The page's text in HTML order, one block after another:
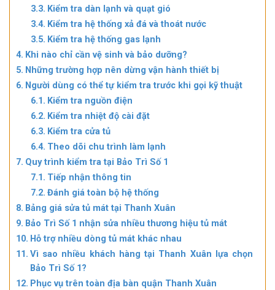
Kiểm tra dàn lạnh và quạt gió
Kiểm tra hệ thống xả đá và thoát nước
Kiểm tra hệ thống gas lạnh
Khi nào chỉ cần vệ sinh và bảo dưỡng?
Những trường hợp nên dừng vận hành thiết bị
Người dùng có thể tự kiểm tra trước khi gọi kỹ thuật
Kiểm tra nguồn điện
Kiểm tra nhiệt độ cài đặt
Kiểm tra cửa tủ
Theo dõi chu trình làm lạnh
Quy trình kiểm tra tại Bảo Trì Số 1
Tiếp nhận thông tin
Đánh giá toàn bộ hệ thống
Bảng giá sửa tủ mát tại Thanh Xuân
Bảo Trì Số 1 nhận sửa nhiều thương hiệu tủ mát
Hỗ trợ nhiều dòng tủ mát khác nhau
Vì sao nhiều khách hàng tại Thanh Xuân lựa chọn
Bảo Trì Số 1?
Phục vụ trên toàn địa bàn quận Thanh Xuân